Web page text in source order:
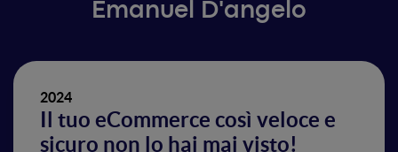
Emanuel D'angelo
2024
Il tuo eCommerce così veloce e
sicuro non lo hai mai visto!